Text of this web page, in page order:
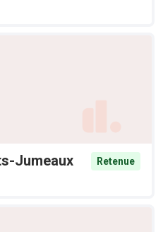
Jumeaux
Retenue